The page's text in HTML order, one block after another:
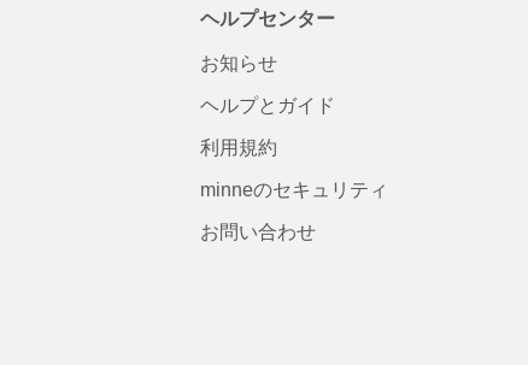
ヘルプセンター
お知らせ
ヘルプとガイド
利用規約
minneのセキュリティ
お問い合わせ